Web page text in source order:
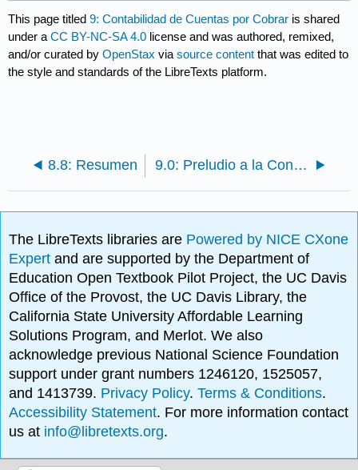
This page titled9: Contabilidad de Cuentas por Cobrar is shared
under aCC BY-NC-SA 4.0 license and was authored, remixed,
and/or curated byOpenStax viasource content that was edited to
the style and standards of the LibreTexts platform.
8.8: Resumen 9.0: Preludio a la Contabilidad de Cuentas por Cobrar
The LibreTexts libraries are Powered by NICE CXone
Expertand are supported by the Department of
Education Open Textbook Pilot Project, the UC Davis
Office of the Provost, the UC Davis Library, the
California State University Affordable Learning
Solutions Program, and Merlot. We also
acknowledge previous National Science Foundation
support under grant numbers 1246120, 1525057,
and 1413739. Privacy Policy.Terms & Conditions.
Accessibility Statement. For more information contact
us at info@libretexts.org.